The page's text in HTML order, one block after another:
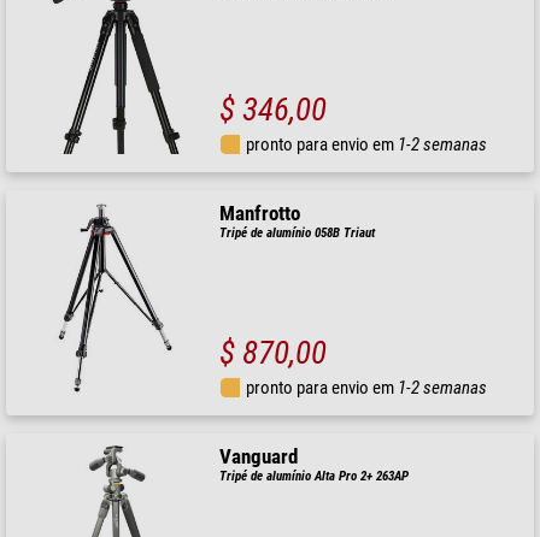
$ 346,00
pronto para envio em 1-2 semanas
Manfrotto
Tripé de alumínio 058B Triaut
$ 870,00
pronto para envio em 1-2 semanas
Vanguard
Tripé de alumínio Alta Pro 2+ 263AP